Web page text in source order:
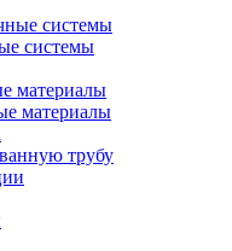
системы
системы
материалы
материалы
трубу